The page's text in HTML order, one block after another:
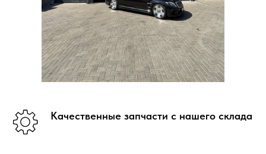
Качественные запчасти с нашего склада